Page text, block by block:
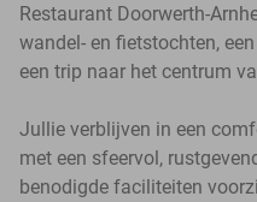
Restaurant Doorwerth-
wandel- en fietstochten,
een trip naar het centrum
Jullie verblijven in een
met een sfeervol,
benodigde faciliteiten